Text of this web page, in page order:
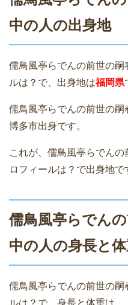
中の人の出身地
儒鳥風亭らでんの前世の
ルは？で、出身地は福岡県
儒鳥風亭らでんの前世の
博多市出身です。
これが、儒鳥風亭らでん
ロフィールは？で出身地で
儒鳥風亭らでん
中の人の身長と
儒鳥風亭らでんの前世の
ルは？で、身長と体重は